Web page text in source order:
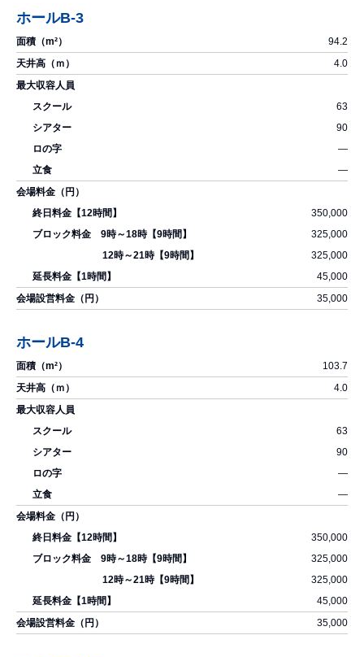
ホールB-3
94.2
4.0
63
90
―
―
350,000
325,000
325,000
45,000
35,000
ホールB-4
103.7
4.0
63
90
―
―
350,000
325,000
325,000
45,000
35,000